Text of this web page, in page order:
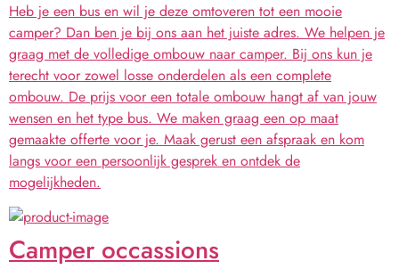
Heb je een bus en wil je deze omtoveren tot een mooie
camper? Dan ben je bij ons aan het juiste adres. We helpen je
graag met de volledige ombouw naar camper. Bij ons kun je
terecht voor zowel losse onderdelen als een complete
ombouw. De prijs voor een totale ombouw hangt af van jouw
wensen en het type bus. We maken graag een op maat
gemaakte offerte voor je. Maak gerust een afspraak en kom
langs voor een persoonlijk gesprek en ontdek de
mogelijkheden.
Camper occassions